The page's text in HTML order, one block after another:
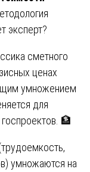
эксперт?
сметного
ценах
умножением
для
🏦
умножаются на